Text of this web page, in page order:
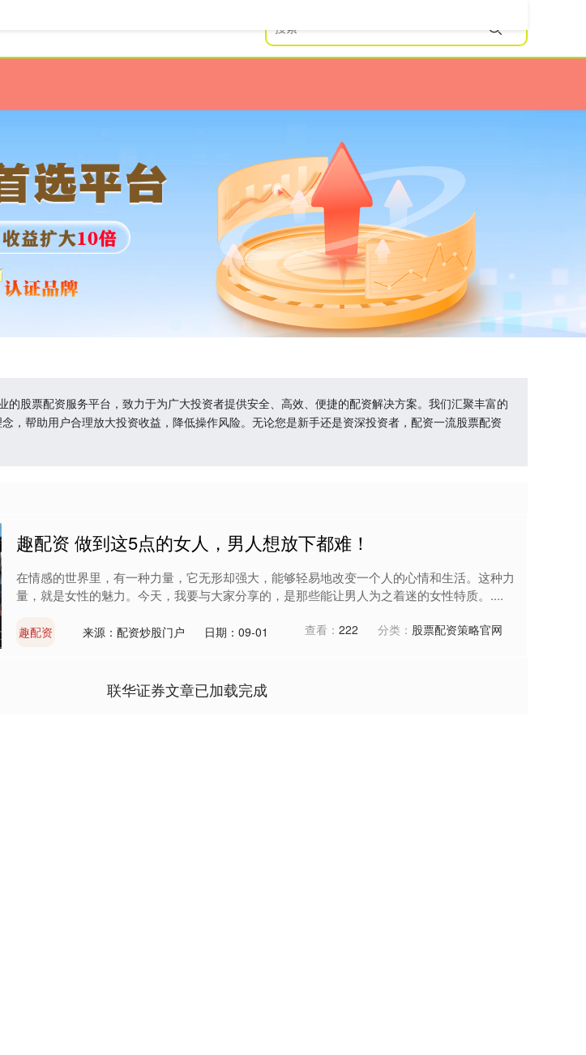
股票配资服务平台，致力于为广大投资者提供安全、高效、便捷的配资解决方案。我们汇聚丰富的
帮助用户合理放大投资收益，降低操作风险。无论您是新手还是资深投资者，配资一流股票配资
趣配资 做到这5点的女人，男人想放下都难！
在情感的世界里，有一种力量，它无形却强大，能够轻易地改变一个人的心情和生活。这种力
量，就是女性的魅力。今天，我要与大家分享的，是那些能让男人为之着迷的女性特质。....
趣配资 来源：配资炒股门户 日期：09-01 查看： 222 分类： 股票配资策略官网
联华证券文章已加载完成